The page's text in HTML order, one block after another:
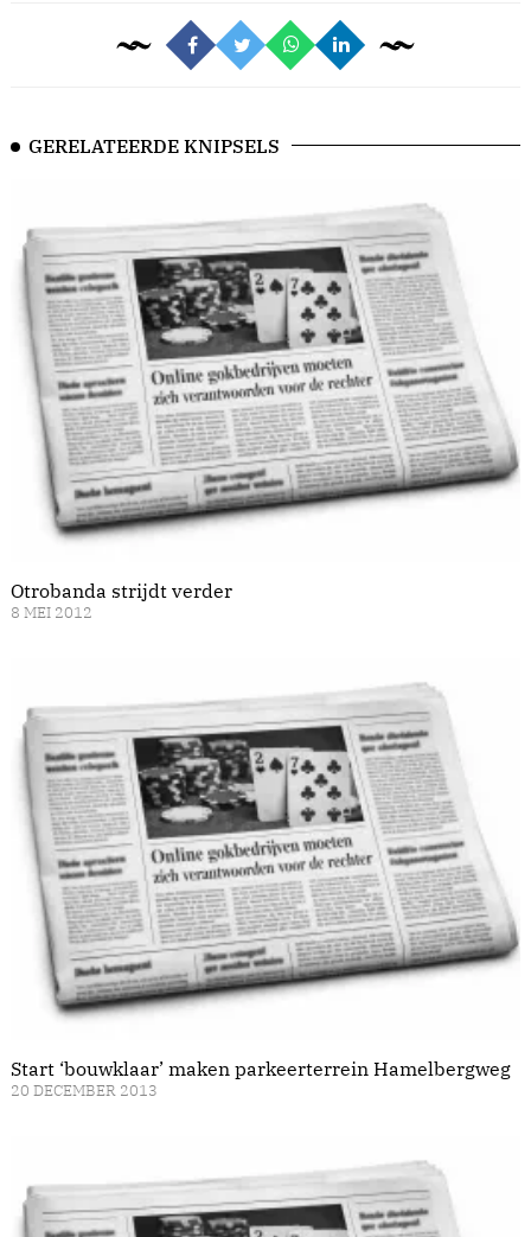
GERELATEERDE KNIPSELS
Otrobanda strijdt verder
8 MEI 2012
Start ‘bouwklaar’ maken parkeerterrein Hamelbergweg
20 DECEMBER 2013